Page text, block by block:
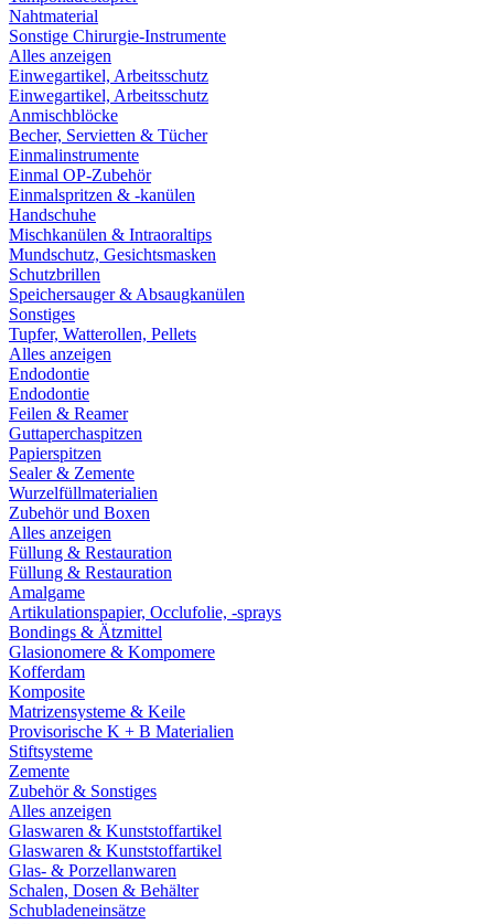
Nahtmaterial
Sonstige Chirurgie-Instrumente
Alles anzeigen
Einwegartikel, Arbeitsschutz
Einwegartikel, Arbeitsschutz
Anmischblöcke
Becher, Servietten & Tücher
Einmalinstrumente
Einmal OP-Zubehör
Einmalspritzen & -kanülen
Handschuhe
Mischkanülen & Intraoraltips
Mundschutz, Gesichtsmasken
Schutzbrillen
Speichersauger & Absaugkanülen
Sonstiges
Tupfer, Watterollen, Pellets
Alles anzeigen
Endodontie
Endodontie
Feilen & Reamer
Guttaperchaspitzen
Papierspitzen
Sealer & Zemente
Wurzelfüllmaterialien
Zubehör und Boxen
Alles anzeigen
Füllung & Restauration
Füllung & Restauration
Amalgame
Artikulationspapier, Occlufolie, -sprays
Bondings & Ätzmittel
Glasionomere & Kompomere
Kofferdam
Komposite
Matrizensysteme & Keile
Provisorische K + B Materialien
Stiftsysteme
Zemente
Zubehör & Sonstiges
Alles anzeigen
Glaswaren & Kunststoffartikel
Glaswaren & Kunststoffartikel
Glas- & Porzellanwaren
Schalen, Dosen & Behälter
Schubladeneinsätze